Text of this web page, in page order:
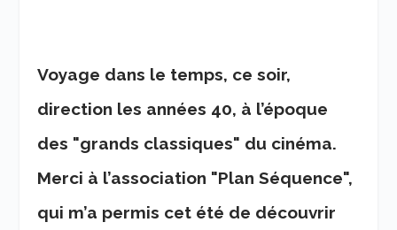
Voyage dans le temps, ce soir,
direction les années 40, à l’époque
des "grands classiques" du cinéma.
Merci à l’association "Plan Séquence",
qui m’a permis cet été de découvrir